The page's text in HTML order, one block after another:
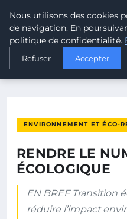
MALTA CLIMATE
ACCUEIL
RENDRE LE NUMÉRIQUE PLUS
ENVIRONNEMENT ET ÉCO-
RENDRE LE
ÉCOLOGIQUE
EN BREF Transition
réduire l’impact
Nous utilisons des cookies
de navigation. En
politique de confidentialité.
Refuser Accepter